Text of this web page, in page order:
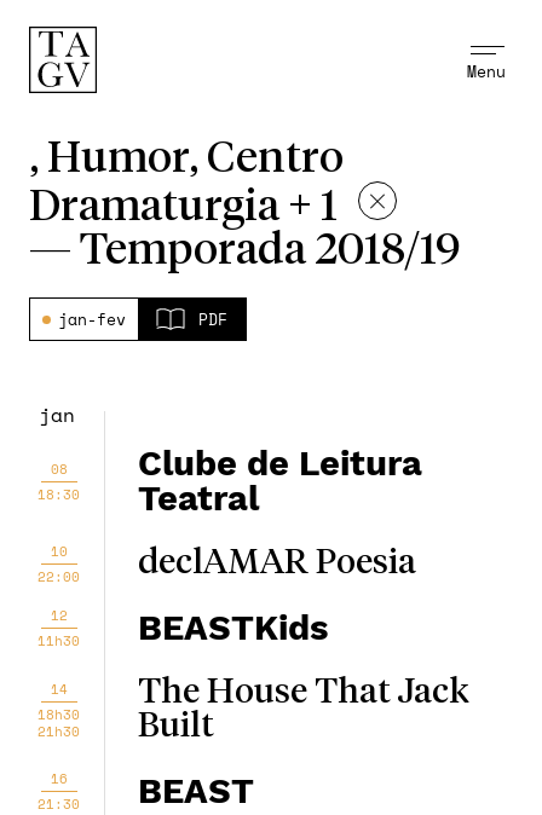
Menu
, Humor, Centro
Dramaturgia + 1
— Temporada 2018/19
jan-fev PDF
jan
08
18:30
Clube de Leitura
Teatral
10
22:00
declAMAR Poesia
12
11h30
BEASTKids
14
18h30
21h30
The House That Jack
Built
16
21:30
BEAST